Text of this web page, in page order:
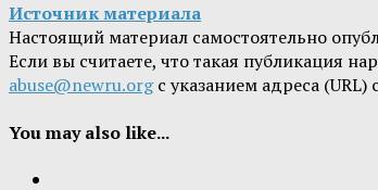
Источник материала
Настоящий материал самостоятельно
Если вы считаете, что такая публикация
abuse@newru.orgс указанием адреса
You may also like...